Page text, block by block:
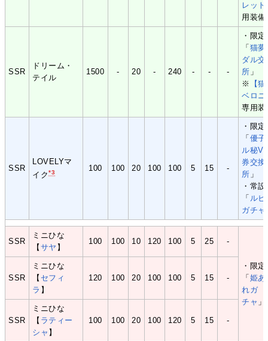
レット
用装備
SSR
ドリーム・
テイル
1500 - 20 - 240 - - -
・限定
「 猫夢
ダル交
所 」
※
【
ベロニ
専用装
SSR
LOVELYマ
イク*3 100 100 20 100 100 5 15 -
・限定
「 優子
ル秘
券交換
所 」
・常設
「 ルビ
ガチャ
SSR
ミニひな
【 サヤ 】
100 100 10 120 100 5 25 -
・限定
「 姫あ
れガ
チャ 」
SSR
ミニひな
【 セフィ
ラ 】
120 100 20 100 100 5 15 -
SSR
ミニひな
【 ラティー
シャ 】
100 100 20 100 120 5 15 -